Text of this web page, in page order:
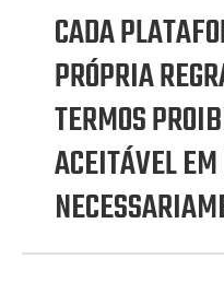
CADA
PRÓPRIA
TERMOS
ACEITÁVEL